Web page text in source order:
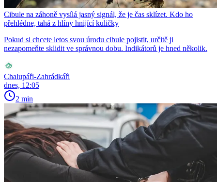
Cibule na záhoně vysílá jasný signál, že je čas sklízet. Kdo ho
přehlédne, tahá z hlíny hnijící kuličky
Pokud si chcete letos svou úrodu cibule pojistit, určitě ji
nezapomeňte sklidit ve správnou dobu. Indikátorů je hned několik.
Chalupáři-Zahrádkáři
dnes, 12:05
2 min